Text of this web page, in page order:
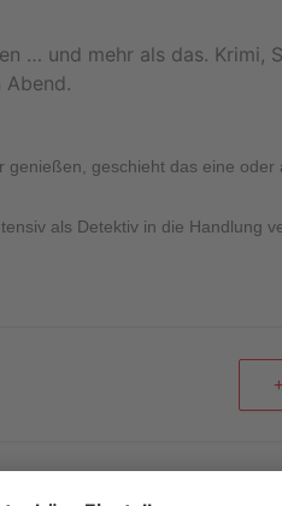
… und mehr als das. Krimi,
Abend.
geschieht das eine oder
als Detektiv in die Handlung